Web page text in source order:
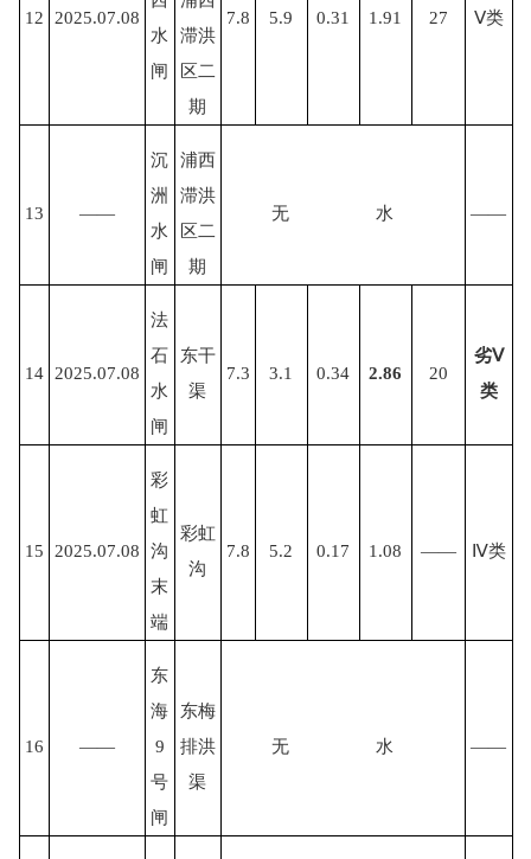
12 2025.07.08
水
闸
滞洪
区二
期
7.8 5.9 0.31 1.91 27 Ⅴ类
13 ——
沉
洲
水
闸
浦西
滞洪
区二
期
无 水 ——
14 2025.07.08
法
石
水
闸
东干
渠
7.3 3.1 0.34 2.86 20
劣Ⅴ
类
15 2025.07.08
彩
虹
沟
末
端
彩虹
沟
7.8 5.2 0.17 1.08 —— Ⅳ类
16 ——
东
海
9
号
闸
东梅
排洪
渠
无 水 ——